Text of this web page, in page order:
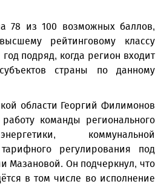
78 из 100 возможных баллов,
рейтинговому классу
подряд, когда регион входит
страны по данному
области Георгий Филимонов
команды регионального
коммунальной
регулирования под
Мазановой. Он подчеркнул, что
в том числе во исполнение